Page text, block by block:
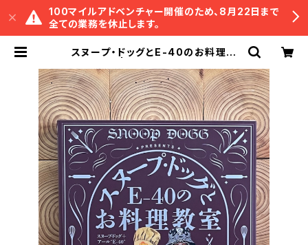
100マイルアドベンチャー開催のため、8月22日まで
全ての業務を休止します。
スヌープ・ドッグとE-40のお料理教